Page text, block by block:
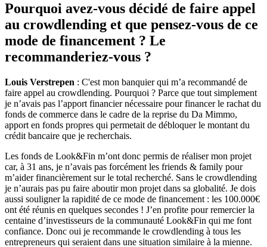
Pourquoi avez-vous décidé de faire appel
au crowdlending et que pensez-vous de ce
mode de financement ? Le
recommanderiez-vous ?
Louis Verstrepen : C'est mon banquier qui m’a recommandé de
faire appel au crowdlending. Pourquoi ? Parce que tout simplement
je n’avais pas l’apport financier nécessaire pour financer le rachat du
fonds de commerce dans le cadre de la reprise du Da Mimmo,
apport en fonds propres qui permetait de débloquer le montant du
crédit bancaire que je recherchais.
Les fonds de Look&Fin m’ont donc permis de réaliser mon projet
car, à 31 ans, je n’avais pas forcément les friends & family pour
m’aider financièrement sur le total recherché. Sans le crowdlending
je n’aurais pas pu faire aboutir mon projet dans sa globalité. Je dois
aussi souligner la rapidité de ce mode de financement : les 100.000€
ont été réunis en quelques secondes ! J’en profite pour remercier la
centaine d’investisseurs de la communauté Look&Fin qui me font
confiance. Donc oui je recommande le crowdlending à tous les
entrepreneurs qui seraient dans une situation similaire à la mienne.